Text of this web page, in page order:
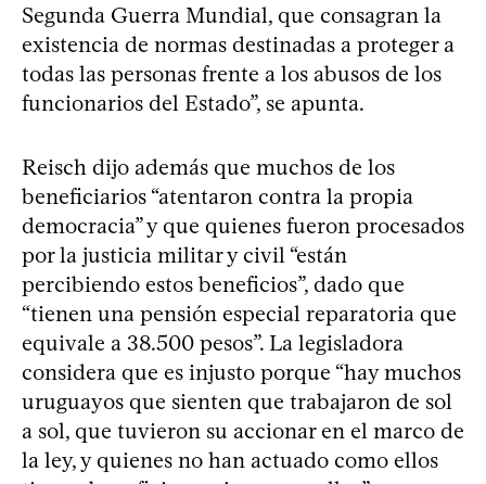
Segunda Guerra Mundial, que consagran la
existencia de normas destinadas a proteger a
todas las personas frente a los abusos de los
funcionarios del Estado”, se apunta.
Reisch dijo además que muchos de los
beneficiarios “atentaron contra la propia
democracia” y que quienes fueron procesados
por la justicia militar y civil “están
percibiendo estos beneficios”, dado que
“tienen una pensión especial reparatoria que
equivale a 38.500 pesos”. La legisladora
considera que es injusto porque “hay muchos
uruguayos que sienten que trabajaron de sol
a sol, que tuvieron su accionar en el marco de
la ley, y quienes no han actuado como ellos